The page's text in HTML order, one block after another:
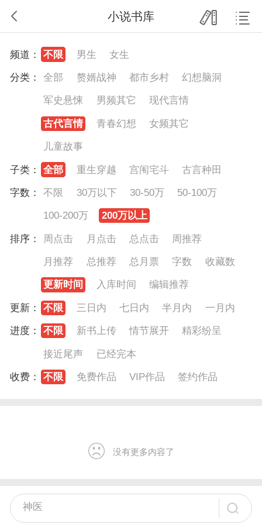
小说书库
频道： 不限 男生
女生
分类：
全部 赘婿战神 都市乡村
幻想脑洞
军史悬悚
男频其它
现代言情
古代言情
青春幻想
女频其它
儿童故事
子类：
全部 重生穿越 宫闱宅斗
古言种田
字数：
不限 30万以下 30-50万
50-100万
100-200万
200万以上
排序：
周点击 月点击 总点击
周推荐
月推荐
总推荐 总月票 字数
收藏数
更新时间
入库时间
编辑推荐
更新：
不限 三日内 七日内 半月内
一月内
进度：
不限 新书上传 情节展开
精彩纷呈
接近尾声
已经完本
收费：
不限 免费作品 VIP作品 签约作品
没有更多内容了